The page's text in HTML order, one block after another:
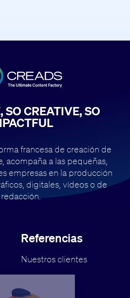
SO CREATIVE, SO
francesa de creación de
acompaña a las pequeñas,
empresas en la producción
digitales, vídeos o de
redacción.
Referencias
Nuestros clientes